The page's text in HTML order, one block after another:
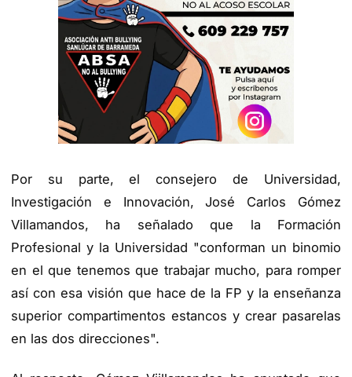
Por su parte, el consejero de Universidad,
Investigación e Innovación, José Carlos Gómez
Villamandos, ha señalado que la Formación
Profesional y la Universidad "conforman un binomio
en el que tenemos que trabajar mucho, para romper
así con esa visión que hace de la FP y la enseñanza
superior compartimentos estancos y crear pasarelas
en las dos direcciones".